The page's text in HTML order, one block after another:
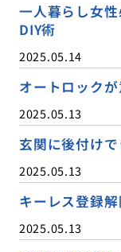
一人暮らし女
DIY術
2025.05.14
オートロック
2025.05.13
玄関に後付け
2025.05.13
キーレス登録
2025.05.13